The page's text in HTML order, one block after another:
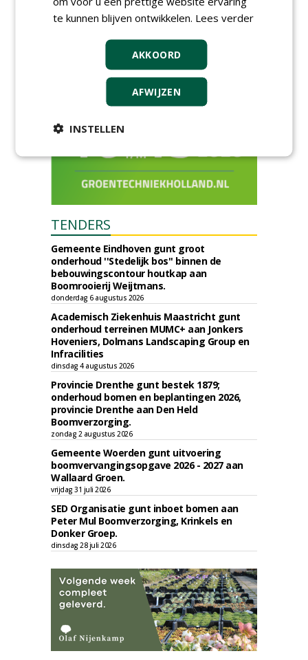
openbare ruimte
donderdag 5 november 2026
TENDERS
Gemeente Eindhoven gunt groot
onderhoud ''Stedelijk bos'' binnen de
bebouwingscontour houtkap aan
Boomrooierij Weijtmans.
donderdag 6 augustus 2026
Academisch Ziekenhuis Maastricht gunt
onderhoud terreinen MUMC+ aan Jonkers
Hoveniers, Dolmans Landscaping Group en
Infracilities
dinsdag 4 augustus 2026
Provincie Drenthe gunt bestek 1879;
onderhoud bomen en beplantingen 2026,
provincie Drenthe aan Den Held
Boomverzorging.
zondag 2 augustus 2026
Gemeente Woerden gunt uitvoering
boomvervangingsopgave 2026 - 2027 aan
Wallaard Groen.
vrijdag 31 juli 2026
SED Organisatie gunt inboet bomen aan
Peter Mul Boomverzorging, Krinkels en
Donker Groep.
dinsdag 28 juli 2026
te kunnen blijven ontwikkelen. Lees verder
AKKOORD
AFWIJZEN
INSTELLEN